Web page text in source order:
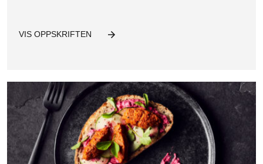
VIS OPPSKRIFTEN